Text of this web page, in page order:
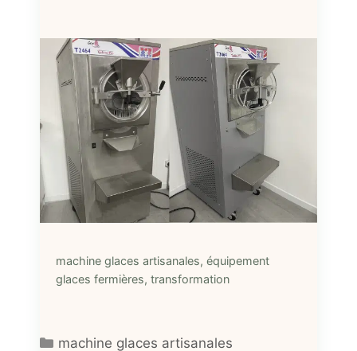
machine glaces artisanales, équipement
glaces fermières, transformation
Catégories
machine glaces artisanales